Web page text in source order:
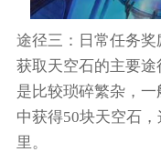
途径三：日常任务
获取天空石的主要
是比较琐碎繁杂，
中获得50块天空石
里。